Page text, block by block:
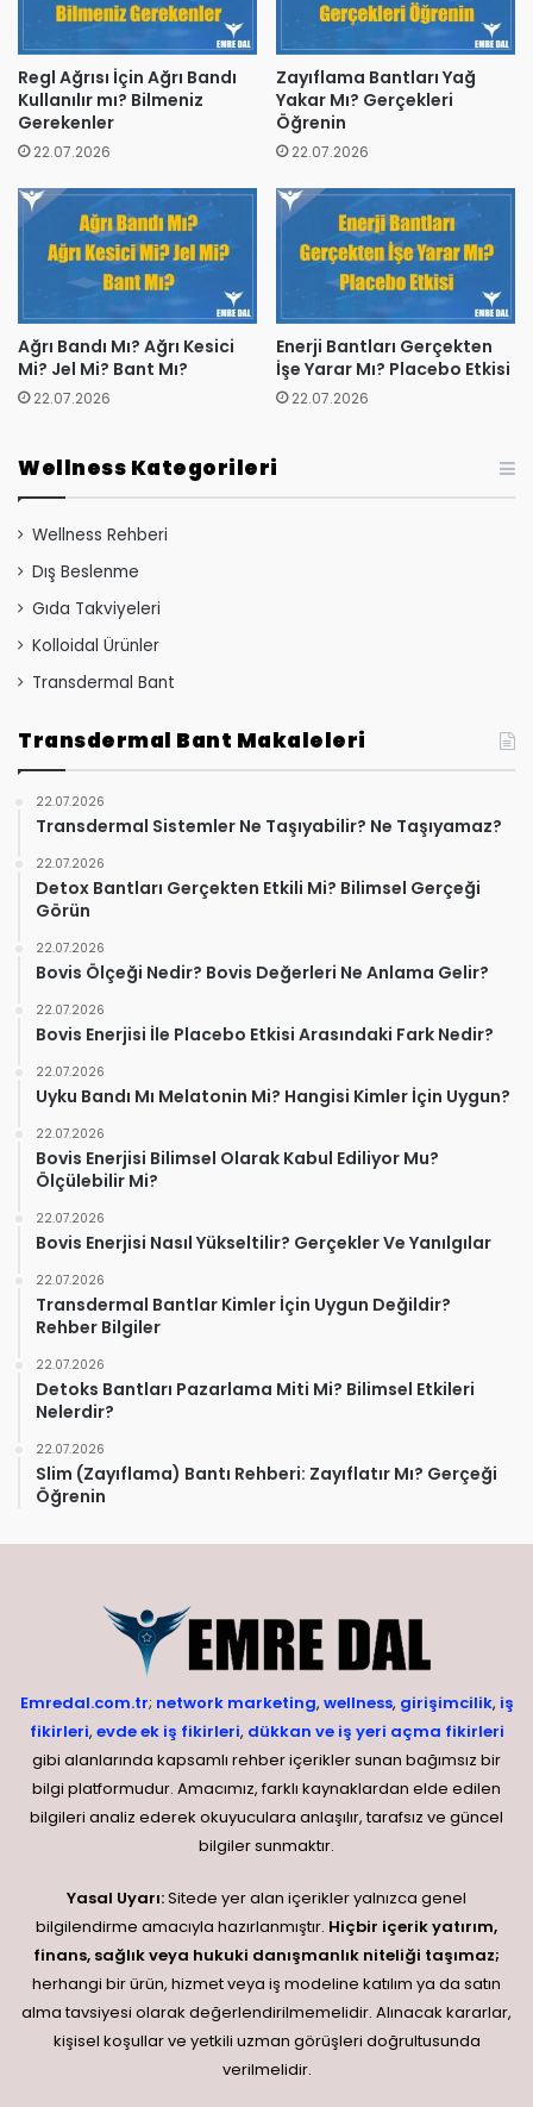
Regl Ağrısı İçin Ağrı Bandı
Kullanılır mı? Bilmeniz
Gerekenler
22.07.2026
Zayıflama Bantları Yağ
Yakar Mı? Gerçekleri
Öğrenin
22.07.2026
Ağrı Bandı Mı? Ağrı Kesici
Mi? Jel Mi? Bant Mı?
22.07.2026
Enerji Bantları Gerçekten
İşe Yarar Mı? Placebo Etkisi
22.07.2026
Wellness Kategorileri
Wellness Rehberi
Dış Beslenme
Gıda Takviyeleri
Kolloidal Ürünler
Transdermal Bant
Transdermal Bant Makaleleri
22.07.2026
Transdermal Sistemler Ne Taşıyabilir? Ne Taşıyamaz?
22.07.2026
Detox Bantları Gerçekten Etkili Mi? Bilimsel Gerçeği
Görün
22.07.2026
Bovis Ölçeği Nedir? Bovis Değerleri Ne Anlama Gelir?
22.07.2026
Bovis Enerjisi İle Placebo Etkisi Arasındaki Fark Nedir?
22.07.2026
Uyku Bandı Mı Melatonin Mi? Hangisi Kimler İçin Uygun?
22.07.2026
Bovis Enerjisi Bilimsel Olarak Kabul Ediliyor Mu?
Ölçülebilir Mi?
22.07.2026
Bovis Enerjisi Nasıl Yükseltilir? Gerçekler Ve Yanılgılar
22.07.2026
Transdermal Bantlar Kimler İçin Uygun Değildir?
Rehber Bilgiler
22.07.2026
Detoks Bantları Pazarlama Miti Mi? Bilimsel Etkileri
Nelerdir?
22.07.2026
Slim (Zayıflama) Bantı Rehberi: Zayıflatır Mı? Gerçeği
Öğrenin
Emredal.com.tr; network marketing, wellness, girişimcilik, iş
fikirleri, evde ek iş fikirleri, dükkan ve iş yeri açma fikirleri
gibi alanlarında kapsamlı rehber içerikler sunan bağımsız bir
bilgi platformudur. Amacımız, farklı kaynaklardan elde edilen
bilgileri analiz ederek okuyuculara anlaşılır, tarafsız ve güncel
bilgiler sunmaktır.
Yasal Uyarı:Sitede yer alan içerikler yalnızca genel
bilgilendirme amacıyla hazırlanmıştır. Hiçbir içerik yatırım,
finans, sağlık veya hukuki danışmanlık niteliği taşımaz;
herhangi bir ürün, hizmet veya iş modeline katılım ya da satın
alma tavsiyesi olarak değerlendirilmemelidir. Alınacak kararlar,
kişisel koşullar ve yetkili uzman görüşleri doğrultusunda
verilmelidir.